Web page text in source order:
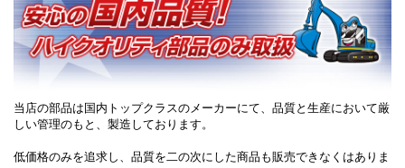
当店の部品は国内トップクラスのメーカーにて、品質と生産において厳
しい管理のもと、製造しております。
低価格のみを追求し、品質を二の次にした商品も販売できなくはありま